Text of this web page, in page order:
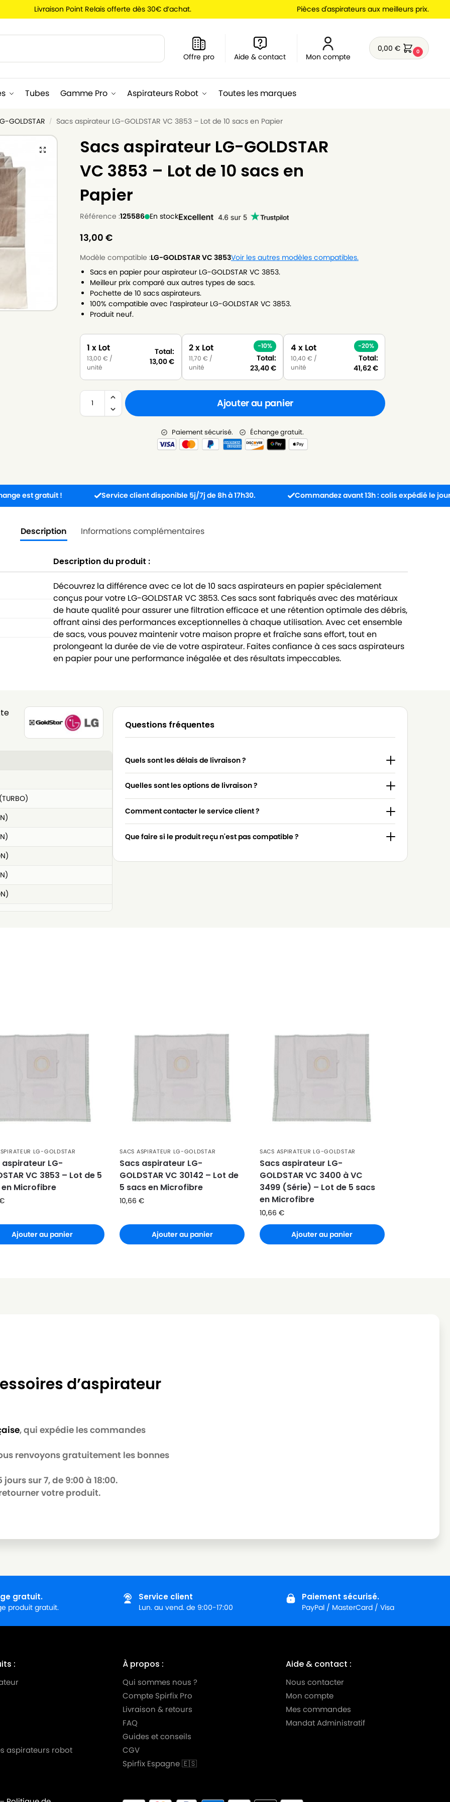
Livraison Point Relais offerte dès 30€ d’achat. Pièces d'aspirateurs aux meilleurs prix.
Offre pro Aide & contact Mon compte
0,00€ 0
Tubes Gamme Pro Aspirateurs Robot Toutes les marques
GOLDSTAR / Sacs aspirateur LG-GOLDSTAR VC 3853 – Lot de 10 sacs en Papier
Sacs aspirateur LG-GOLDSTAR
VC 3853 – Lot de 10 sacs en
Papier
Référence :125586 En stock
13,00 €
Modèle compatible :LG-GOLDSTAR VC 3853Voir les autres modèles compatibles.
Sacs en papier pour aspirateur LG-GOLDSTAR VC 3853.
Meilleur prix comparé aux autres types de sacs.
Pochette de 10 sacs aspirateurs.
100% compatible avec l’aspirateur LG-GOLDSTAR VC 3853.
Produit neuf.
1 x Lot
13,00€ /
unité
Total:
13,00€
2 x Lot
11,70€ /
unité
-10%
Total:
23,40€
4 x Lot
10,40 € /
unité
-20%
Total:
41,62€
Ajouter au panier
Paiement sécurisé. Échange gratuit.
! Service client disponible 5j/7j de 8h à 17h30. Commandez avant 13h : colis expédié le jour même.
Description Informations complémentaires
Description du produit :
Découvrez la différence avec ce lot de 10 sacs aspirateurs en papier spécialement
conçus pour votre LG-GOLDSTAR VC 3853. Ces sacs sont fabriqués avec des matériaux
de haute qualité pour assurer une filtration efficace et une rétention optimale des débris,
offrant ainsi des performances exceptionnelles à chaque utilisation. Avec cet ensemble
de sacs, vous pouvez maintenir votre maison propre et fraîche sans effort, tout en
prolongeant la durée de vie de votre aspirateur. Faites confiance à ces sacs aspirateurs
en papier pour une performance inégalée et des résultats impeccables.
(TURBO)
Questions fréquentes
Quels sont les délais de livraison ?
Quelles sont les options de livraison ?
Comment contacter le service client ?
Que faire si le produit reçu n'est pas compatible ?
LG-GOLDSTAR
aspirateur LG-
VC 3853 – Lot de 5
Microfibre
Ajouter au panier
SACS ASPIRATEUR LG-GOLDSTAR
Sacs aspirateur LG-
GOLDSTAR VC 30142 – Lot de
5 sacs en Microfibre
10,66€
Ajouter au panier
SACS ASPIRATEUR LG-GOLDSTAR
Sacs aspirateur LG-
GOLDSTAR VC 3400 à VC
3499 (Série) – Lot de 5 sacs
en Microfibre
10,66€
Ajouter au panier
d’aspirateur
, qui expédie les commandes
renvoyons gratuitement les bonnes
sur 7, de 9:00 à 18:00.
votre produit.
gratuit.
produit gratuit.
Service client
Lun. au vend. de 9:00-17:00
Paiement sécurisé.
PayPal / MasterCard / Visa
:
aspirateurs robot
À propos :
Qui sommes nous ?
Compte Spirfix Pro
Livraison & retours
FAQ
Guides et conseils
CGV
Spirfix Espagne 🇪🇸
Aide & contact :
Nous contacter
Mon compte
Mes commandes
Mandat Administratif